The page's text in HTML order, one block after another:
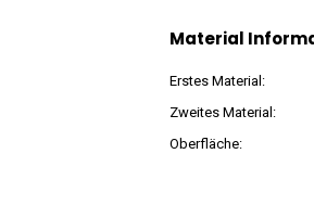
Material
Erstes Material:
Zweites Material:
Oberfläche: